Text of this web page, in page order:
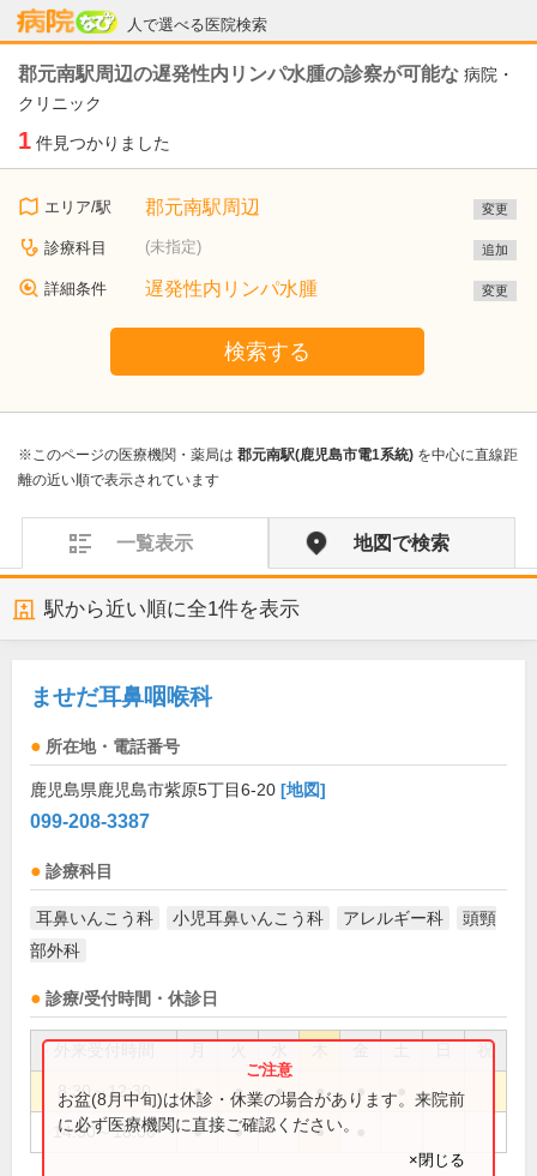
人で選べる医院検索
病院なび
郡元南駅周辺の遅発性内リンパ水腫の診察が可能な 病院・
クリニック
1 件見つかりました
エリア/駅 郡元南駅周辺 変更
診療科目 (未指定) 追加
詳細条件 遅発性内リンパ水腫 変更
検索する
※このページの医療機関・薬局は 郡元南駅(鹿児島市電1系統) を中心に直線距
離の近い順で表示されています
一覧表示 地図で検索
駅から近い順に全1件を表示
ませだ耳鼻咽喉科
所在地・電話番号
鹿児島県鹿児島市紫原5丁目6-20 [地図]
099-208-3387
診療科目
耳鼻いんこう科 小児耳鼻いんこう科 アレルギー科
頭頸
部外科
診療/受付時間・休診日
祝
8:30～12:30 ● ● ● ● ●
14:30～18:00 ● ● ●
お盆(8月中旬)は休診・休業の場合があります。来院前
に必ず医療機関に直接ご確認ください。
×閉じる